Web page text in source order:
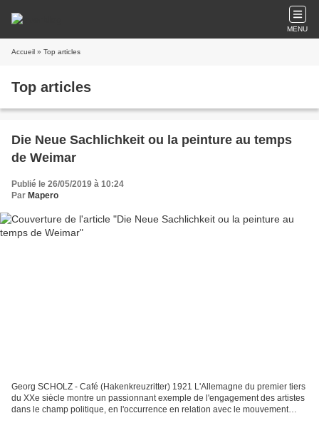
MENU
Accueil » Top articles
Top articles
Die Neue Sachlichkeit ou la peinture au temps
de Weimar
Publié le 26/05/2019 à 10:24
Par Mapero
Georg SCHOLZ - Café (Hakenkreuzritter) 1921 L'Allemagne du premier tiers
du XXe siècle montre un passionnant exemple de l'engagement des artistes
dans le champ politique, en l'occurrence en relation avec le mouvement